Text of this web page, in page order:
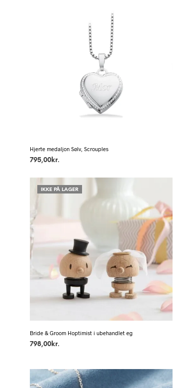
Hjerte medaljon Sølv, Scrouples
795,00 kr.
IKKE PÅ LAGER
Bride & Groom Hoptimist i ubehandlet eg
798,00 kr.